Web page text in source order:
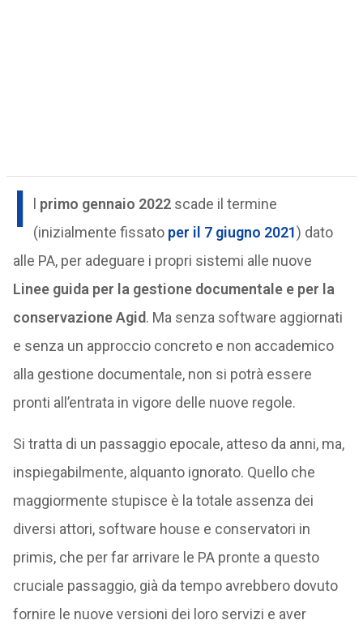
I primo gennaio 2022scade il termine
(inizialmente fissato per il 7 giugno 2021) dato
alle PA, per adeguare i propri sistemi alle nuove
Linee guida per la gestione documentale e per la
conservazione Agid. Ma senza software aggiornati
e senza un approccio concreto e non accademico
alla gestione documentale, non si potrà essere
pronti all’entrata in vigore delle nuove regole.
Si tratta di un passaggio epocale, atteso da anni, ma,
inspiegabilmente, alquanto ignorato. Quello che
maggiormente stupisce è la totale assenza dei
diversi attori, software house e conservatori in
primis, che per far arrivare le PA pronte a questo
cruciale passaggio, già da tempo avrebbero dovuto
fornire le nuove versioni dei loro servizi e aver